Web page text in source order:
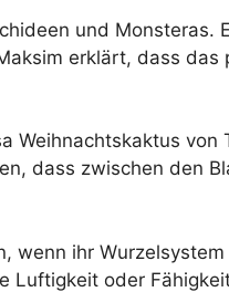
und Monsteras.
erklärt, dass
dass zwischen den
wenn ihr
oder